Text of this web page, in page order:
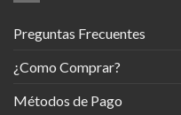
Preguntas Frecuentes
¿Como Comprar?
Métodos de Pago